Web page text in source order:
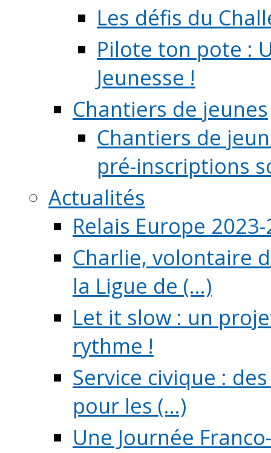
Les défis du
Pilote ton pote :
Jeunesse !
Chantiers de jeunes
Chantiers de
pré-inscriptions
Actualités
Relais Europe
Charlie, volontaire
la Ligue de (...)
Let it slow : un
rythme !
Service civique :
pour les (...)
Une Journée